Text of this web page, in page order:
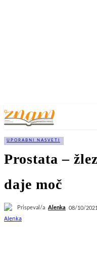
UPORABNI NASVETI
Prostata –
daje moč
Prispeval/a Alenka 08/10/2021